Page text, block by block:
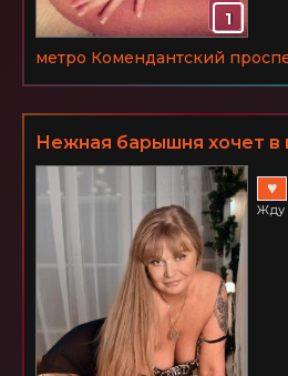
1
метро Комендантский
Нежная барышня хочет в
♥
Жду